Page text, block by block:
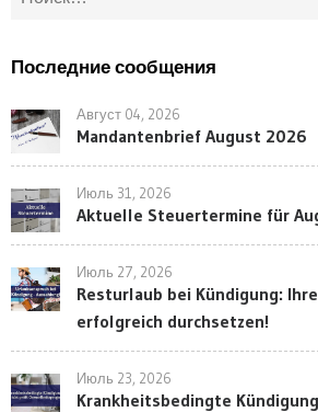
Последние сообщения
Август 04, 2026
Mandantenbrief August 2026
Июль 31, 2026
Aktuelle Steuertermine für
Июль 27, 2026
Resturlaub bei Kündigung:
erfolgreich durchsetzen!
Июль 23, 2026
Krankheitsbedingte